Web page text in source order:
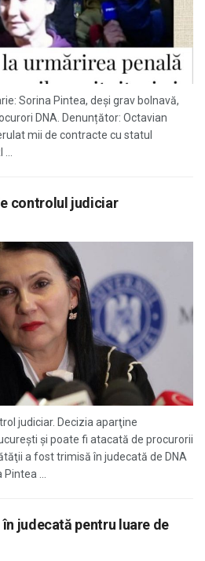
Sorina Pintea, deși grav bolnavă,
DNA. Denunțător: Octavian
mii de contracte cu statul
controlul judiciar
judiciar. Decizia aparţine
şi poate fi atacată de procurorii
a fost trimisă în judecată de DNA
...
judecată pentru luare de